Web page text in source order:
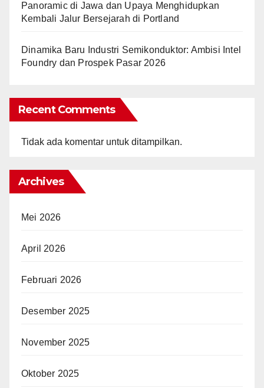
Panoramic di Jawa dan Upaya Menghidupkan
Kembali Jalur Bersejarah di Portland
Dinamika Baru Industri Semikonduktor: Ambisi Intel
Foundry dan Prospek Pasar 2026
Recent Comments
Tidak ada komentar untuk ditampilkan.
Archives
Mei 2026
April 2026
Februari 2026
Desember 2025
November 2025
Oktober 2025